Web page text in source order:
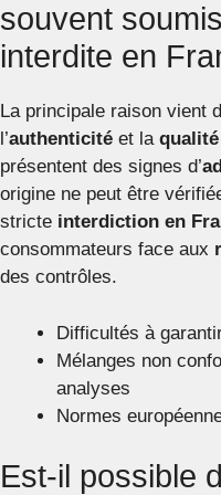
souvent
interdite en
La principale raison vient
l’authenticité et la qualité
présentent des signes d’
origine ne peut être
stricte interdiction en
consommateurs face aux
des contrôles.
Difficultés à
Mélanges non
analyses
Normes
Est-il possible